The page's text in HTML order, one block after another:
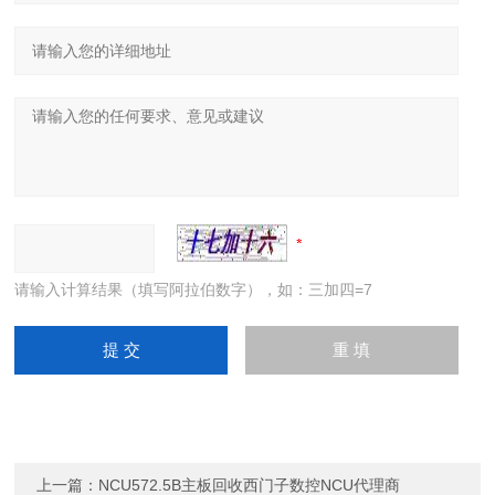
请输入计算结果（填写阿拉伯数字），如：三加四=7
上一篇： NCU572.5B主板回收西门子数控NCU代理商